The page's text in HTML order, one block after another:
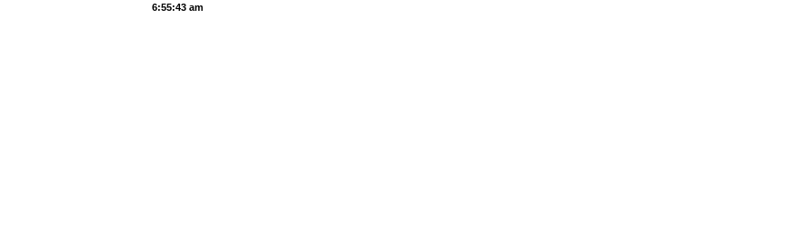
6:55:44 am